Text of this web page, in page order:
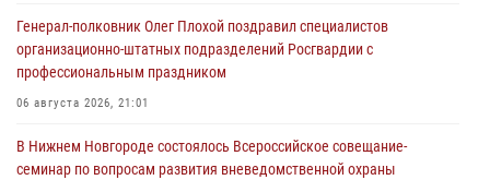
Генерал-полковник Олег Плохой поздравил специалистов
организационно-штатных подразделений Росгвардии с
профессиональным праздником
06 августа 2026, 21:01
В Нижнем Новгороде состоялось Всероссийское совещание-
семинар по вопросам развития вневедомственной охраны